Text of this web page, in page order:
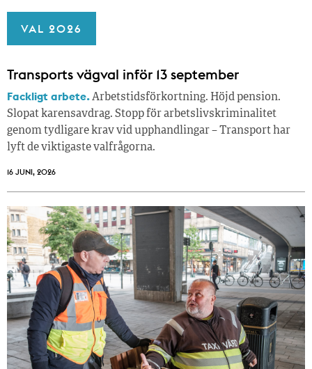
VAL 2026
Transports vägval inför 13 september
Fackligt arbete.Arbetstidsförkortning. Höjd pension.
Slopat karensavdrag. Stopp för arbetslivskriminalitet
genom tydligare krav vid upphandlingar – Transport har
lyft de viktigaste valfrågorna.
16 JUNI, 2026